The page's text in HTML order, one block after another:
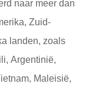
naar meer dan
Zuid-
landen, zoals
Argentinië,
Maleisië,